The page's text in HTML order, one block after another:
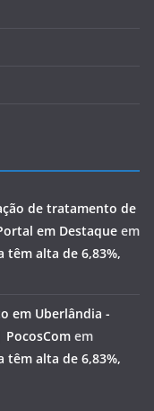
de tratamento de
em Destaque em
têm alta de 6,83%,
em Uberlândia -
PocosCom em
têm alta de 6,83%,